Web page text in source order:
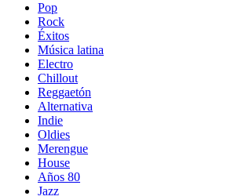
Pop
Rock
Éxitos
Música latina
Electro
Chillout
Reggaetón
Alternativa
Indie
Oldies
Merengue
House
Años 80
Jazz